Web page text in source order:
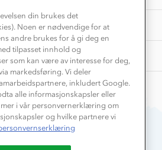
din brukes det
Noen er nødvendige for at
andre brukes for å gi deg en
tilpasset innhold og
som kan være av interesse for deg,
markedsføring. Vi deler
inkludert Google.
alle informasjonskapsler eller
i vår personvernerklæring om
og hvilke partnere vi